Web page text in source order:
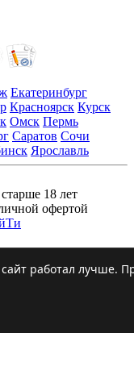
Екатеринбург
Красноярск Курск
Омск Пермь
Саратов Сочи
Ярославль
18 лет
офертой
работал лучше.